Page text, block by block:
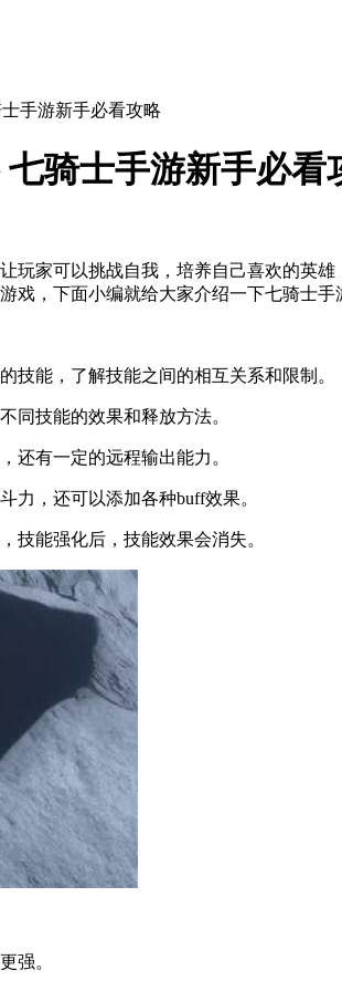
手游新手必看攻略
骑士手游新手必看
玩家可以挑战自我，培养自己喜欢的英
戏，下面小编就给大家介绍一下七骑士手
技能，了解技能之间的相互关系和限制。
同技能的效果和释放方法。
还有一定的远程输出能力。
力，还可以添加各种buff效果。
技能强化后，技能效果会消失。
强。